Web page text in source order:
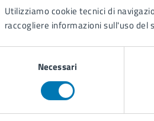
Utilizziamo cookie tecnici di
raccogliere informazioni sull'uso del
Necessari